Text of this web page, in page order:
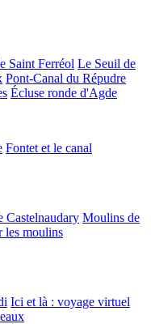
Saint Ferréol Le Seuil de
Pont-Canal du Répudre
Écluse ronde d'Agde
Fontet et le canal
Castelnaudary Moulins de
les moulins
Ici et là : voyage virtuel